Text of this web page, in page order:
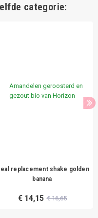
categorie:
replacement shake golden
banana
€ 14,15 € 16,65